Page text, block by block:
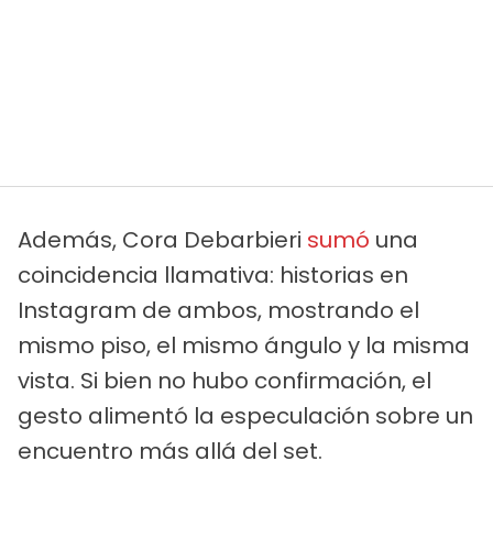
Además, Cora Debarbieri sumó una
coincidencia llamativa: historias en
Instagram de ambos, mostrando el
mismo piso, el mismo ángulo y la misma
vista. Si bien no hubo confirmación, el
gesto alimentó la especulación sobre un
encuentro más allá del set.